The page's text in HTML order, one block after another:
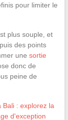
pour limiter le
plus souple, et
des points
une sortie
donc de
peine de
Bali : explorez la
d'exception